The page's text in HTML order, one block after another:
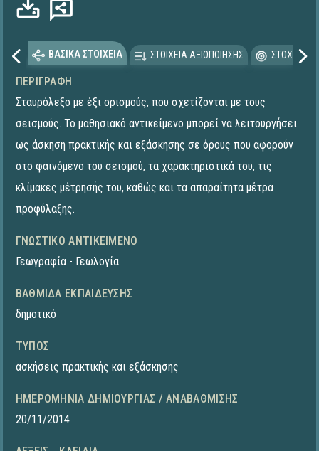
ΒΑΣΙΚΑ ΣΤΟΙΧΕΙΑ ΣΤΟΙΧΕΙΑ ΑΞΙΟΠΟΙΗΣΗΣ
ΠΕΡΙΓΡΑΦΉ
Σταυρόλεξο με έξι ορισμούς, που σχετίζονται με τους
σεισμούς. Το μαθησιακό αντικείμενο μπορεί να λειτουργήσει
ως άσκηση πρακτικής και εξάσκησης σε όρους που αφορούν
στο φαινόμενο του σεισμού, τα χαρακτηριστικά του, τις
κλίμακες μέτρησής του, καθώς και τα απαραίτητα μέτρα
προφύλαξης.
ΓΝΩΣΤΙΚΌ ΑΝΤΙΚΕΊΜΕΝΟ
Γεωγραφία - Γεωλογία
ΒΑΘΜΊΔΑ ΕΚΠΑΊΔΕΥΣΗΣ
δημοτικό
ΤΎΠΟΣ
ασκήσεις πρακτικής και εξάσκησης
ΗΜΕΡΟΜΗΝΊΑ ΔΗΜΙΟΥΡΓΊΑΣ / ΑΝΑΒΆΘΜΙΣΗΣ
20/11/2014